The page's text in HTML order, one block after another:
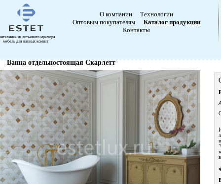
из литьевого мрамора
мебель для ванных комнат
О компании
Технологии
Оптовым покупателям
Каталог продукции
Контакты
Ванна отдельностоящая Скарлетт